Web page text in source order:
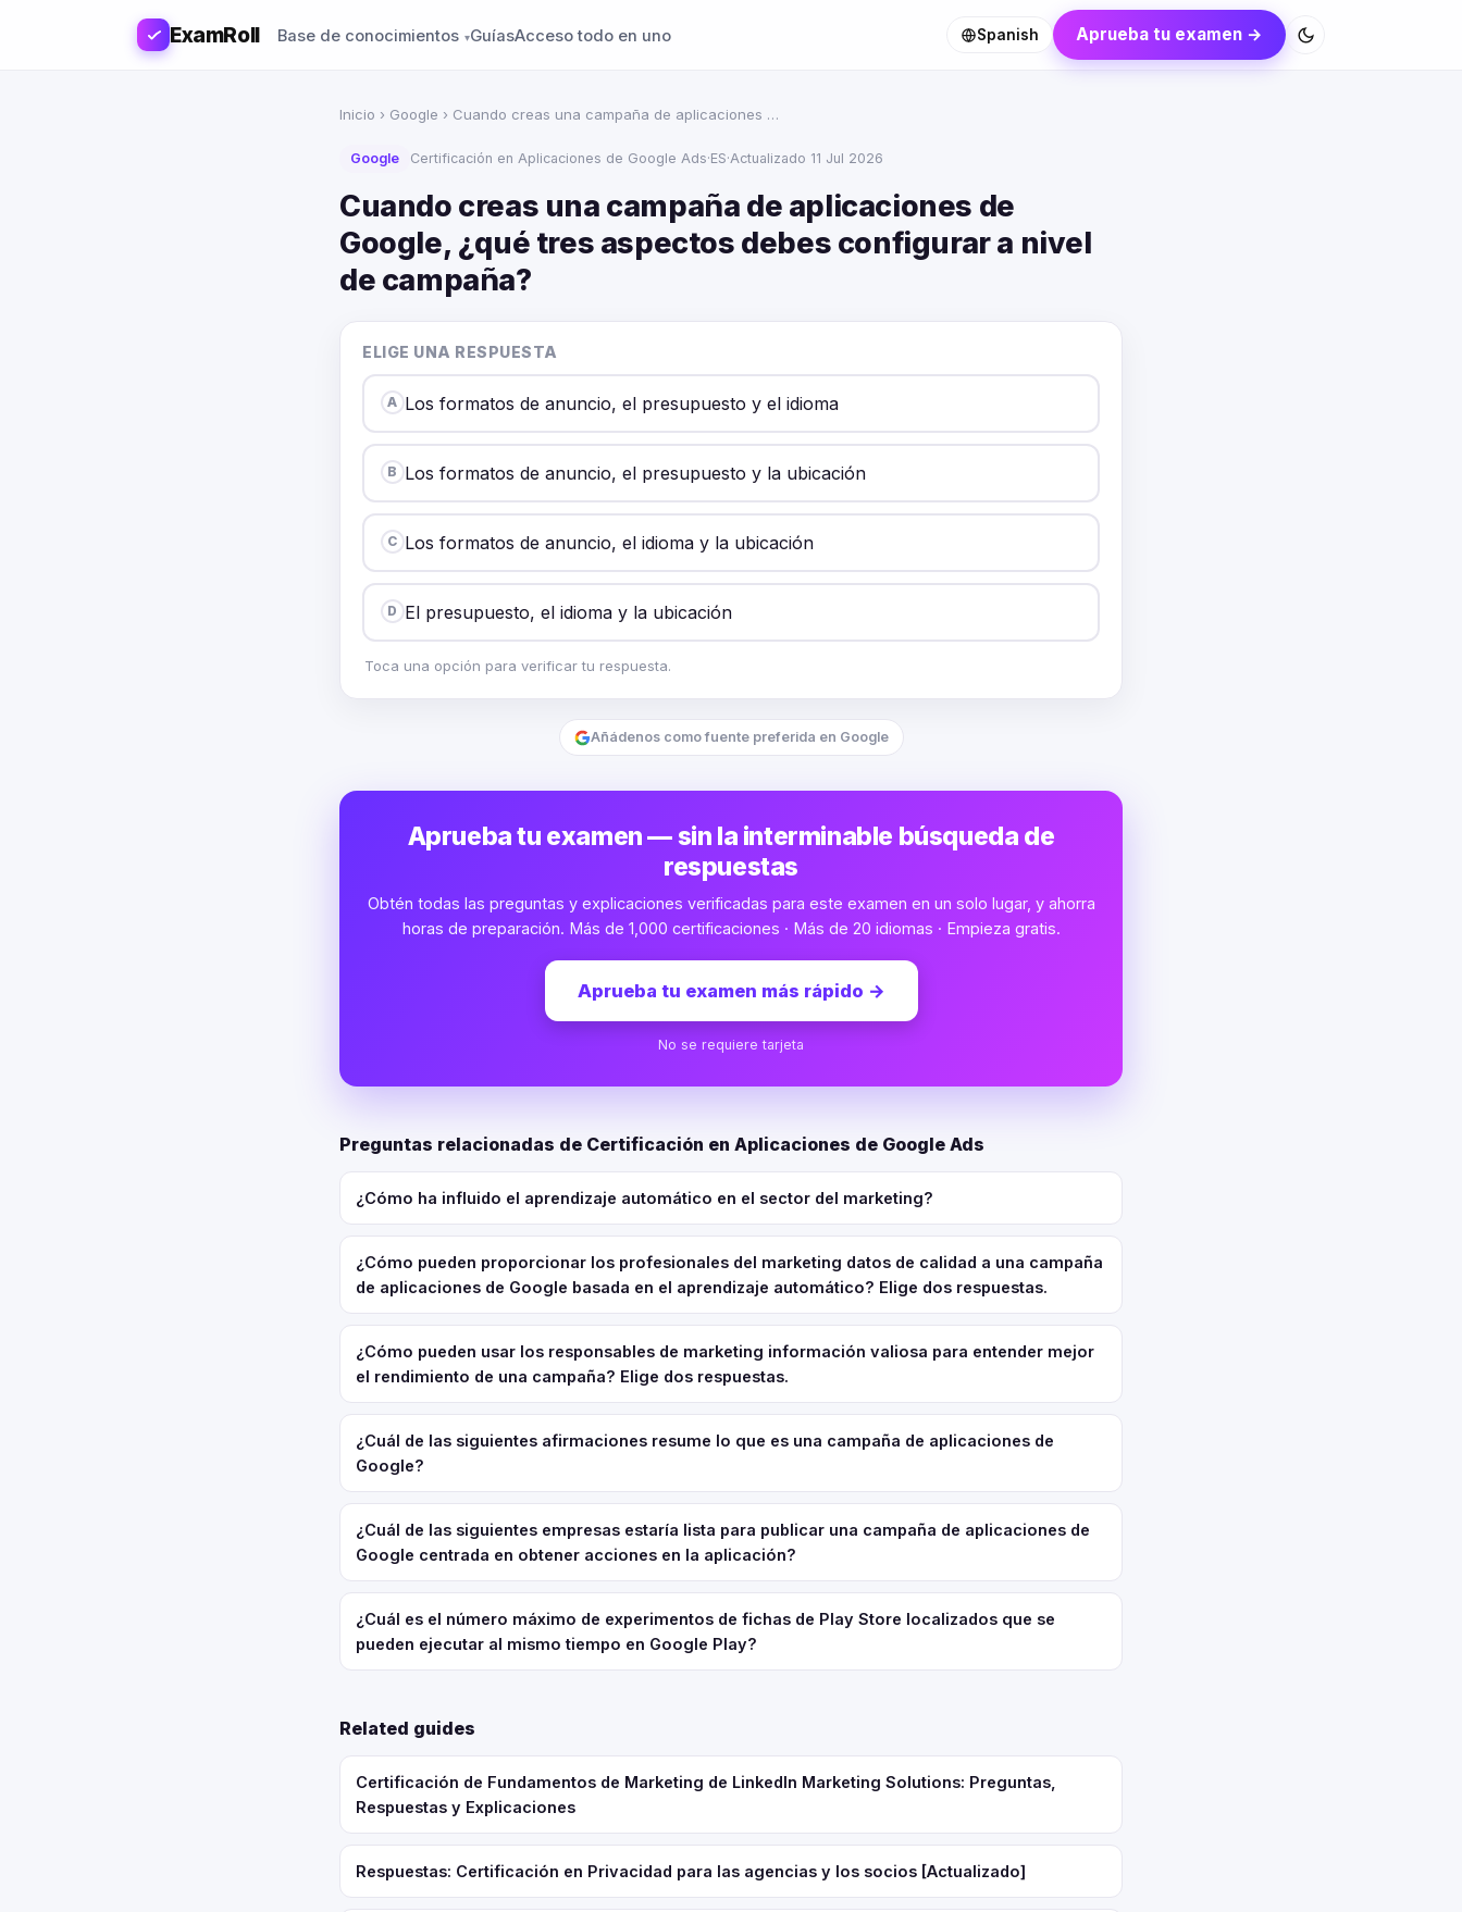
ExamRoll Base de conocimientos GuíasAcceso todo en uno Spanish Aprueba tu examen →
Inicio › Google › Cuando creas una campaña de aplicaciones …
Google Certificación en Aplicaciones de Google Ads·ES·Actualizado 11 Jul 2026
Cuando creas una campaña de aplicaciones de
Google, ¿qué tres aspectos debes configurar a nivel
de campaña?
ELIGE UNA RESPUESTA
A Los formatos de anuncio, el presupuesto y el idioma
B Los formatos de anuncio, el presupuesto y la ubicación
C Los formatos de anuncio, el idioma y la ubicación
D El presupuesto, el idioma y la ubicación
Toca una opción para verificar tu respuesta.
Añádenos como fuente preferida en Google
Aprueba tu examen — sin la interminable búsqueda de
respuestas
Obtén todas las preguntas y explicaciones verificadas para este examen en un solo lugar, y ahorra
horas de preparación. Más de 1,000 certificaciones · Más de 20 idiomas · Empieza gratis.
Aprueba tu examen más rápido →
No se requiere tarjeta
Preguntas relacionadas de Certificación en Aplicaciones de Google Ads
¿Cómo ha influido el aprendizaje automático en el sector del marketing?
¿Cómo pueden proporcionar los profesionales del marketing datos de calidad a una campaña
de aplicaciones de Google basada en el aprendizaje automático? Elige dos respuestas.
¿Cómo pueden usar los responsables de marketing información valiosa para entender mejor
el rendimiento de una campaña? Elige dos respuestas.
¿Cuál de las siguientes afirmaciones resume lo que es una campaña de aplicaciones de
Google?
¿Cuál de las siguientes empresas estaría lista para publicar una campaña de aplicaciones de
Google centrada en obtener acciones en la aplicación?
¿Cuál es el número máximo de experimentos de fichas de Play Store localizados que se
pueden ejecutar al mismo tiempo en Google Play?
Related guides
Certificación de Fundamentos de Marketing de LinkedIn Marketing Solutions: Preguntas,
Respuestas y Explicaciones
Respuestas: Certificación en Privacidad para las agencias y los socios [Actualizado]